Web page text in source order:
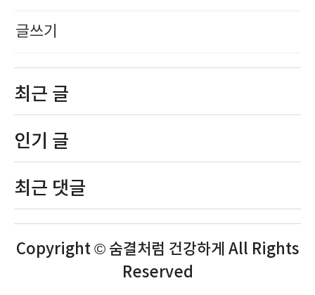
글쓰기
최근 글
인기 글
최근 댓글
Copyright © 숨결처럼 건강하게 All Rights
Reserved